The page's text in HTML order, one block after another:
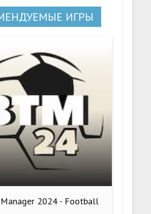
ИГРЫ
2024 - Football